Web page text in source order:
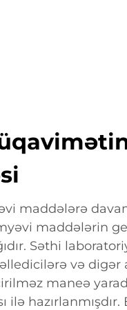
maddələrə
maddələrin
Səthi
və digər
maneə
hazırlanmışdır.